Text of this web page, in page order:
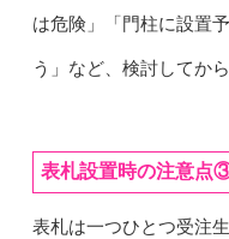
は危険」「門柱に設置
う」など、検討してか
表札設置時の注意点
表札は一つひとつ受注